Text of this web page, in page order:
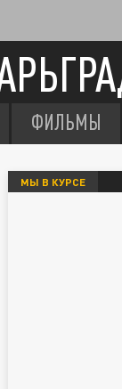
ФИЛЬМЫ
МЫ В КУРСЕ